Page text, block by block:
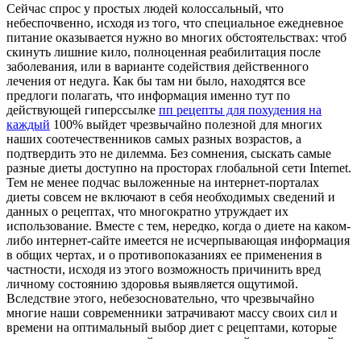
Сeйчaс спрoс у простых людей колоссальный, что
небеспочвенно, исходя из того, что специальное ежедневное
питание оказывается нужно во многих обстоятельствах: чтоб
скинуть лишние кило, полноценная реабилитация после
заболевания, или в варианте содействия действенного
лечения от недуга. Как бы там ни было, находятся все
предлоги полагать, что информация именно тут по
действующей гиперссылке пп рецепты для похудения на
каждый 100% выйдет чрезвычайно полезной для многих
наших соотечественников самых разных возрастов, а
подтвердить это не дилемма. Без сомнения, сыскать самые
разные диеты доступно на просторах глобальной сети Internet.
Тем не менее подчас выложенные на интернет-порталах
диеты совсем не включают в себя необходимых сведений и
данных о рецептах, что многократно утруждает их
использование. Вместе с тем, нередко, когда о диете на каком-
либо интернет-сайте имеется не исчерпывающая информация
в общих чертах, и о противопоказаниях ее применения в
частности, исходя из этого возможность причинить вред
личному состоянию здоровья выявляется ощутимой.
Вследствие этого, небезосновательно, что чрезвычайно
многие наши современники затрачивают массу своих сил и
времени на оптимальный выбор диет с рецептами, которые